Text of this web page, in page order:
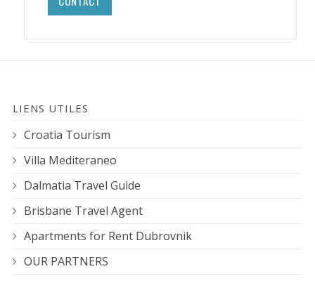
LIENS UTILES
Croatia Tourism
Villa Mediteraneo
Dalmatia Travel Guide
Brisbane Travel Agent
Apartments for Rent Dubrovnik
OUR PARTNERS